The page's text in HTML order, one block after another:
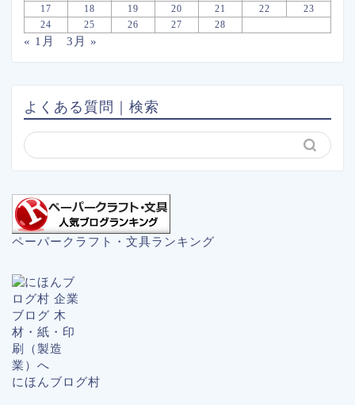
17
18 19 20 21 22
23
24
25 26 27 28
« 1月 3月 »
よくある質問｜検索
ペーパークラフト・文具ランキング
にほんブログ村